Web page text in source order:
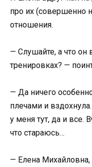
про их (совершенно
отношения.
— Слушайте, а что
тренировках? —
— Да ничего
плечами и
у меня тут, да и все.
что стараюсь…
— Елена